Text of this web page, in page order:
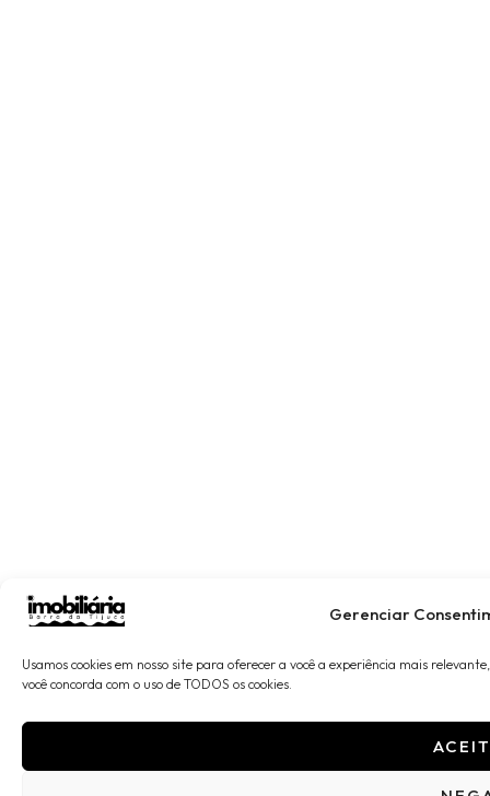
Gerenciar
Usamos cookies em nosso site para oferecer a você a experiência mais
você concorda com o uso de TODOS os cookies.